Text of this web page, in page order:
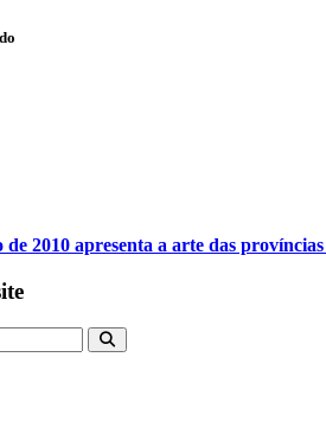
de 2010 apresenta a arte das